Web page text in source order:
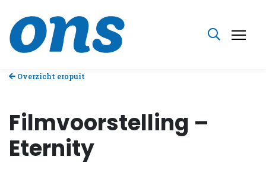
Overzicht eropuit
Filmvoorstelling –
Eternity